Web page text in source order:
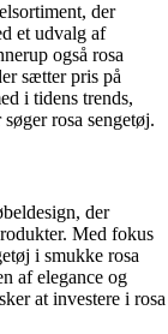
der
et udvalg af
også rosa
sætter pris på
i tidens trends,
rosa sengetøj.
der
Med fokus
i smukke rosa
af elegance og
at investere i rosa